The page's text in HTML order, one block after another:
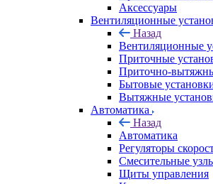
Аксессуары
Вентиляционные
Назад
Вентиляционные
Приточные
Приточно-
Бытовые
Вытяжные
Автоматика
Назад
Автоматика
Регуляторы
Смесительные
Щиты управления